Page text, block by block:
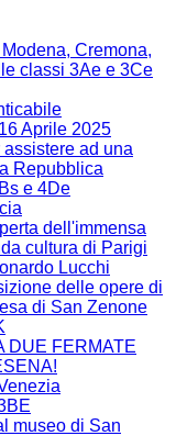
Cremona,
classi 3Ae e 3Ce
Aprile 2025
ad una
Repubblica
e 4De
dell'immensa
cultura di Parigi
Lucchi
delle opere di
di San Zenone
DUE FERMATE
museo di San